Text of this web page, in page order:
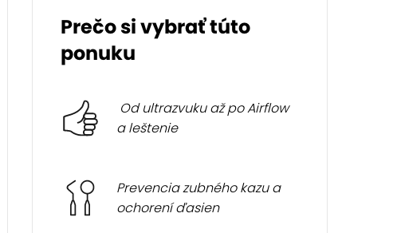
Prečo si vybrať túto
ponuku
Od ultrazvuku až po Airflow
a leštenie
Prevencia zubného kazu a
ochorení ďasien